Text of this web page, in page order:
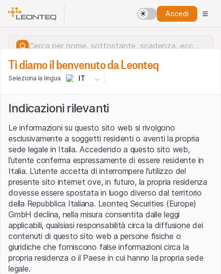
Accedi
Errore del server.
Ti diamo il benvenuto da Leonteq
Seleziona la lingua IT
Indicazioni rilevanti
Le informazioni su questo sito web si rivolgono
esclusivamente a soggetti residenti o aventi la propria
sede legale in Italia. Accedendo a questo sito web,
l’utente conferma espressamente di essere residente in
Italia. L’utente accetta di interrompere l’utilizzo del
presente sito internet ove, in futuro, la propria residenza
dovesse essere spostata in luogo diverso dal territorio
della Repubblica Italiana. Leonteq Securities (Europe)
GmbH declina, nella misura consentita dalle leggi
applicabili, qualsiasi responsabilità circa la diffusione dei
contenuti di questo sito web a persone fisiche o
giuridiche che forniscono false informazioni circa la
propria residenza o il Paese in cui hanno la propria sede
legale.